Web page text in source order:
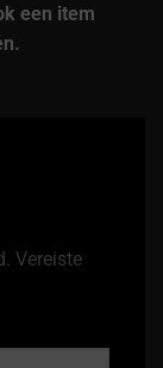
een item
Vereiste